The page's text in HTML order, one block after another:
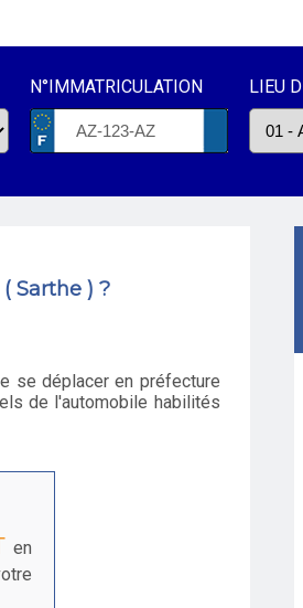
N°IMMATRICULATION LIEU
Sarthe ) ?
se déplacer en préfecture
de l'automobile habilités
en